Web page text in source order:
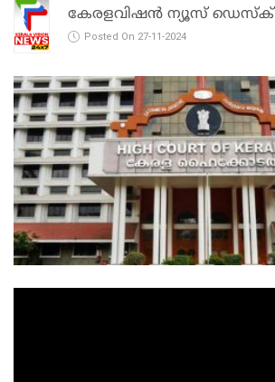
കേരളവിഷൻ ന്യൂസ് ഡെസ്‌ക്
Posted On 27-11-2024